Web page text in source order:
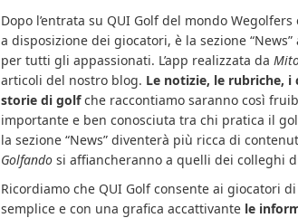
Dopo l’entrata su QUI Golf del mondo
a disposizione dei giocatori, è la sezione
per tutti gli appassionati. L’app realizzata da
articoli del nostro blog. Le notizie, le rubriche,
storie di golfche raccontiamo saranno così
importante e ben conosciuta tra chi pratica il
la sezione “News” diventerà più ricca di
Golfando si affiancheranno a quelli dei colleghi
Ricordiamo che QUI Golf consente ai giocatori
semplice e con una grafica accattivante le